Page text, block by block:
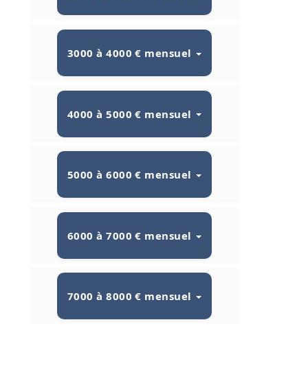
3000 à 4000 € mensuel
4000 à 5000 € mensuel
5000 à 6000 € mensuel
6000 à 7000 € mensuel
7000 à 8000 € mensuel